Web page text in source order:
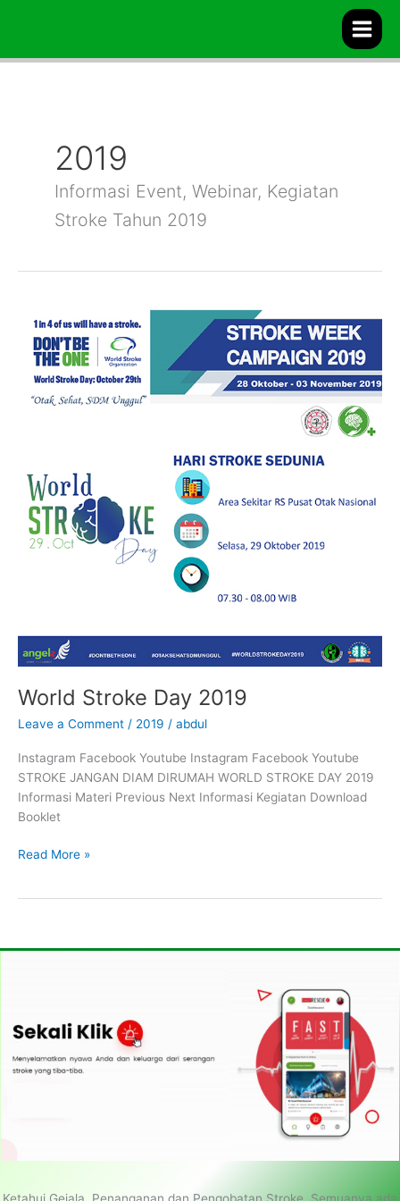
2019
Informasi Event, Webinar, Kegiatan
Stroke Tahun 2019
World Stroke Day 2019
Leave a Comment / 2019 / abdul
Instagram Facebook Youtube Instagram Facebook Youtube
STROKE JANGAN DIAM DIRUMAH WORLD STROKE DAY 2019
Informasi Materi Previous Next Informasi Kegiatan Download
Booklet
Stroke
Day
2019
Read More »